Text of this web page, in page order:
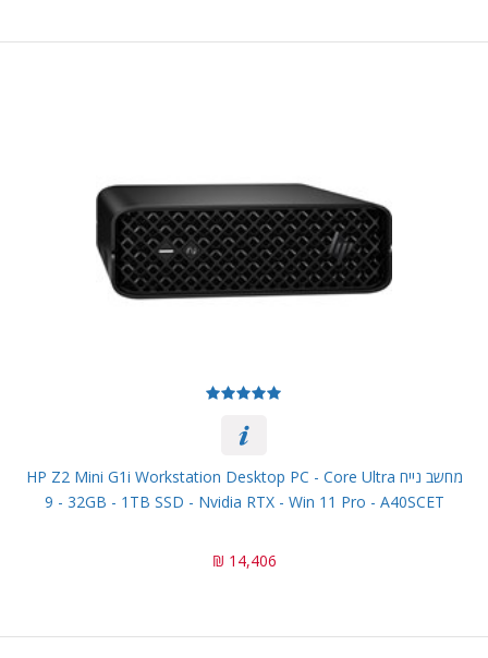
מחשב נייח HP Z2 Mini G1i Workstation Desktop PC - Core Ultra
9 - 32GB - 1TB SSD - Nvidia RTX - Win 11 Pro - A40SCET
14,406 ₪